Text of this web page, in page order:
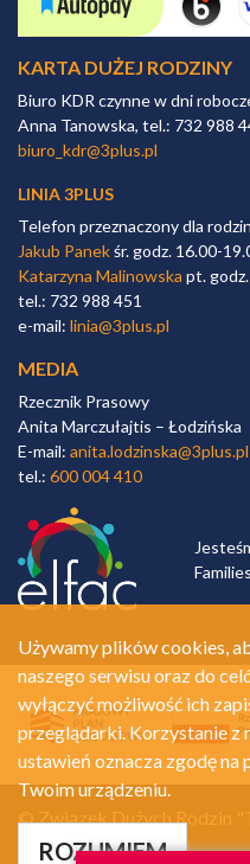
KARTA DUŻEJ RODZINY
Biuro KDR czynne w dni
Anna Tanowska, tel.: 732 988
biuro_kdr@3plus.pl
LINIA 3PLUS
Telefon przeznaczony dla
Jakub Panekśr. godz. 16.00-
Katarzyna Malinowska pt.
tel.: 732 988 451
e-mail: linia@3plus.pl
MEDIA
Rzecznik Prasowy
Anita Marczułajtis – Łodzińska
E-mail: anita.lodzinska@3plus.pl
tel.: 600 004 410
© Związek Dużych Rodzin
Polityka prywatności
Używamy plików cookies,
naszego serwisu oraz do
wyłączyć możliwość ich
przeglądarki. Korzystanie z
ustawień oznacza zgodę
Twoim urządzeniu.
ROZUMIEM